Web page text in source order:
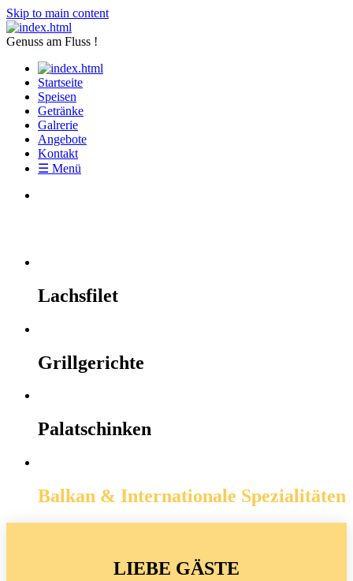
Skip to main content
Genuss am Fluss !
Startseite
Speisen
Getränke
Galrerie
Angebote
Kontakt
☰ Menü
Lachsfilet
Grillgerichte
Palatschinken
Balkan & Internationale Spezialitäten
LIEBE GÄSTE